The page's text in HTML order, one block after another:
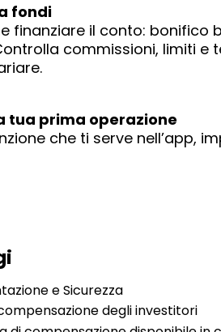
fondi
finanziare il conto:
commissioni, limiti
tua prima operazione
che ti serve nell’app,
e Sicurezza
degli investitori